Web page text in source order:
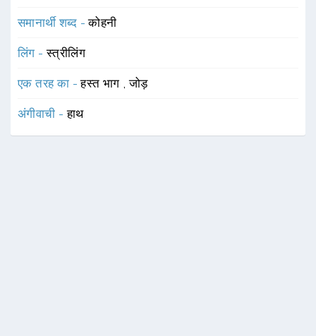
समानार्थी शब्द -कोहनी
लिंग -स्त्रीलिंग
एक तरह का -हस्त भाग ,जोड़
अंगीवाची -हाथ